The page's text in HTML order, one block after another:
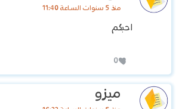
منذ 5 سنوات الساعة 11:40
احبكم
0
ميزو